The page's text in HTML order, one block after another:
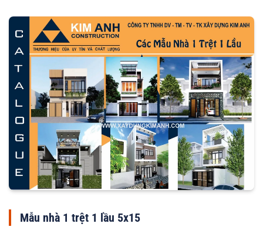
Mẫu nhà 1 trệt 1 lầu 5x15